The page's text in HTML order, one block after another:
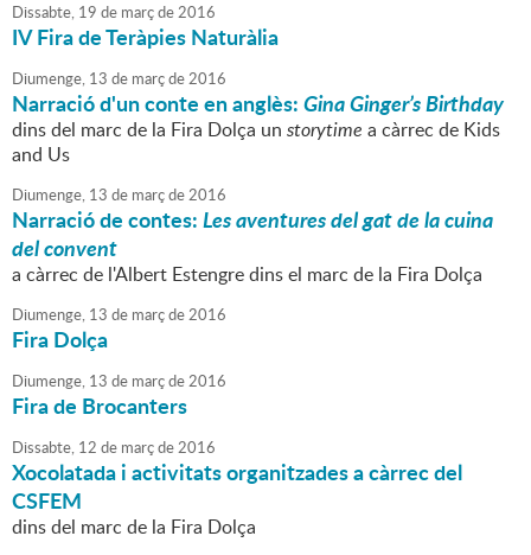
Dissabte, 19 de marçde2016
IV Fira de Teràpies Naturàlia
Diumenge, 13 de marçde2016
Narració d'un conte en anglès:Gina Ginger’s Birthday
dins del marc de la Fira Dolça un storytime a càrrec de Kids
and Us
Diumenge, 13 de marçde2016
Narració de contes:Les aventures del gat de la cuina
del convent
a càrrec de l'Albert Estengre dins el marc de la Fira Dolça
Diumenge, 13 de marçde2016
Fira Dolça
Diumenge, 13 de marçde2016
Fira de Brocanters
Dissabte, 12 de marçde2016
Xocolatada i activitats organitzades a càrrec del
CSFEM
dins del marc de la Fira Dolça